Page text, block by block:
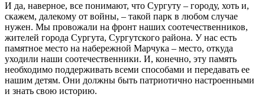
И да, наверное, все понимают, что Сургуту – городу, хоть и,
скажем, далекому от войны, – такой парк в любом случае
нужен. Мы провожали на фронт наших соотечественников,
жителей города Сургута, Сургутского района. У нас есть
памятное место на набережной Марчука – место, откуда
уходили наши соотечественники. И, конечно, эту память
необходимо поддерживать всеми способами и передавать ее
нашим детям. Они должны быть патриотично настроенными
и знать свою историю.